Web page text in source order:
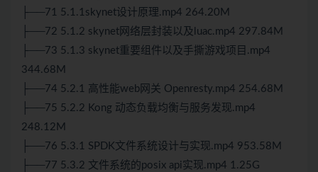
├──71 5.1.1skynet设计原理.mp4 264.20M
├──72 5.1.2 skynet网络层封装以及luac.mp4 297.84M
├──73 5.1.3 skynet重要组件以及手撕游戏项目.mp4
344.68M
├──74 5.2.1 高性能web网关 Openresty.mp4 254.68M
├──75 5.2.2 Kong 动态负载均衡与服务发现.mp4
248.12M
├──76 5.3.1 SPDK文件系统设计与实现.mp4 953.58M
├──77 5.3.2 文件系统的posix api实现.mp4 1.25G